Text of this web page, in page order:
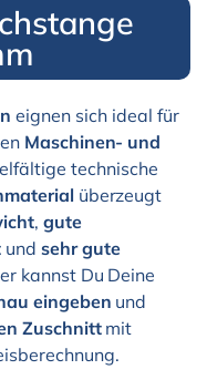
eignen sich ideal für
Maschinen- und
technische
überzeugt
, gute
undsehr gute
kannst Du Deine
eingeben und
Zuschnittmit